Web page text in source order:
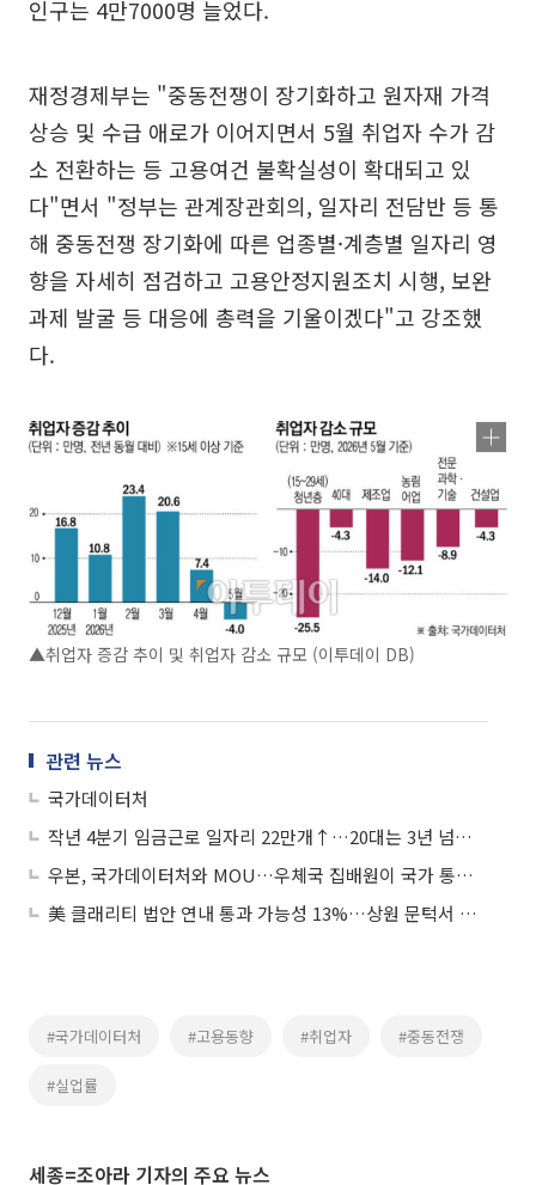
인구는 4만7000명 늘었다.
재정경제부는 "중동전쟁이 장기화하고 원자재 가격
상승 및 수급 애로가 이어지면서 5월 취업자 수가 감
소 전환하는 등 고용여건 불확실성이 확대되고 있
다"면서 "정부는 관계장관회의, 일자리 전담반 등 통
해 중동전쟁 장기화에 따른 업종별·계층별 일자리 영
향을 자세히 점검하고 고용안정지원조치 시행, 보완
과제 발굴 등 대응에 총력을 기울이겠다"고 강조했
다.
▲취업자 증감 추이 및 취업자 감소 규모 (이투데이 DB)
관련 뉴스
국가데이터처
작년 4분기 임금근로 일자리 22만개↑…20대는 3년 넘게 감소
우본, 국가데이터처와 MOU…우체국 집배원이 국가 통계조사 참여
美 클래리티 법안 연내 통과 가능성 13%…상원 문턱서 제동
#국가데이터처 #고용동향 #취업자 #중동전쟁
#실업률
세종=조아라 기자의 주요 뉴스